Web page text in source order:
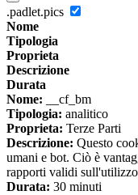
.padlet.pics
Nome
Tipologia
Proprieta
Descrizione
Durata
Nome: __cf_bm
Tipologia: analitico
Proprieta: Terze Parti
Descrizione: Questo
umani e bot. Ciò è
rapporti validi
Durata: 30 minuti